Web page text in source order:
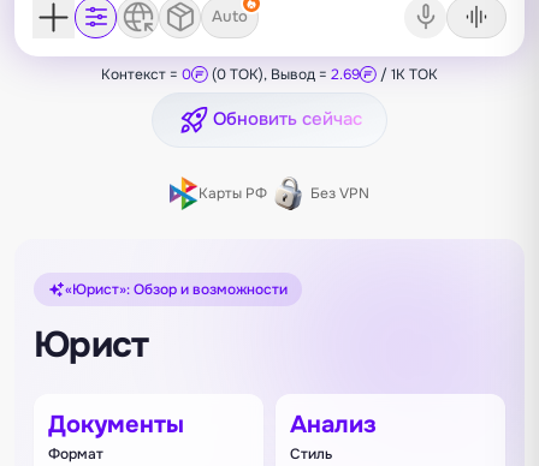
Auto
Контекст = 0 (0 TOK), Вывод = 2.69 / 1K TOK
Обновить сейчас
Карты РФ Без VPN
«Юрист»: Обзор и возможности
Юрист
Документы
Формат
Анализ
Стиль